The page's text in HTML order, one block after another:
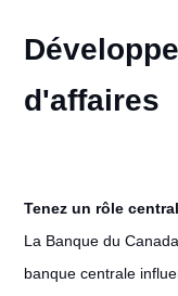
d'affaires
Tenez un rôle central
La Banque du
banque centrale